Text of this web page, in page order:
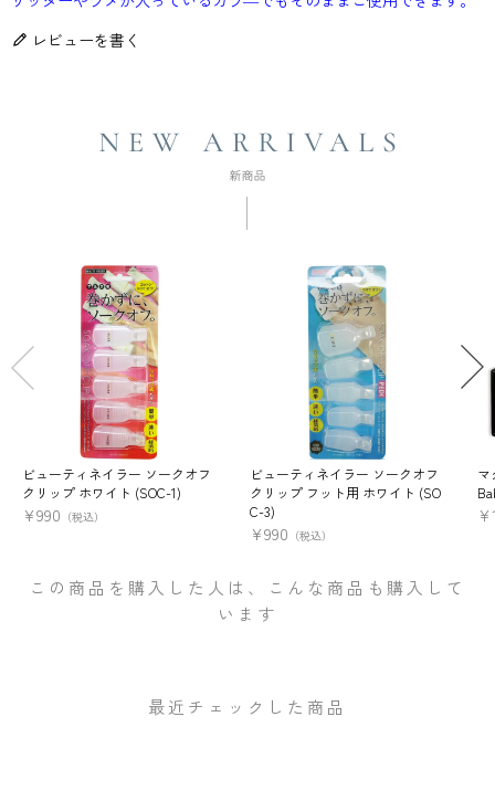
レビューを書く
ビューティネイラー ソークオフ
クリップ ホワイト (SOC-1)
¥990 （税込）
ビューティネイラー ソークオフ
クリップ フット用 ホワイト (SO
C-3)
¥990 （税込）
マ
¥
この商品を購入した人は、こんな商品も購入して
います
最近チェックした商品